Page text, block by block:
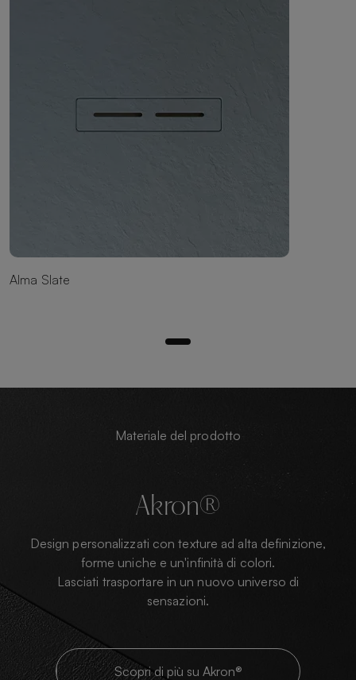
Alma Slate
Materiale del prodotto
Akron®
Design personalizzati con texture ad alta definizione,
forme uniche e un'infinità di colori.
Lasciati trasportare in un nuovo universo di
sensazioni.
Scopri di più su Akron®